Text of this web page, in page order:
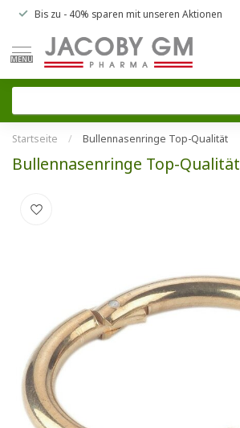
Bis zu - 40% sparen mit unseren Aktionen
MENU
Startseite / Bullennasenringe Top-Qualität
Bullennasenringe Top-Qualität